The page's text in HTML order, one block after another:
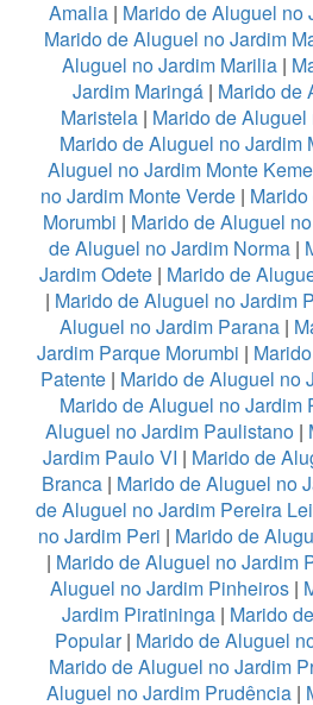
Amalia| Marido de Aluguel no
Marido de Aluguel no Jardim
Aluguel no Jardim Marilia|
Jardim Maringá | Marido de
Maristela | Marido de
Marido de Aluguel no Jardim
Aluguel no Jardim Monte
no Jardim Monte Verde |
Morumbi | Marido de Aluguel
de Aluguel no Jardim Norma|
Jardim Odete| Marido de
| Marido de Aluguel no Jardim
Aluguel no Jardim Parana|
Jardim Parque Morumbi |
Patente | Marido de Aluguel no
Marido de Aluguel no Jardim
Aluguel no Jardim Paulistano|
Jardim Paulo VI | Marido de
Branca| Marido de Aluguel no
de Aluguel no Jardim Pereira
no Jardim Peri | Marido de
| Marido de Aluguel no Jardim
Aluguel no Jardim Pinheiros|
Jardim Piratininga| Marido
Popular| Marido de Aluguel
Marido de Aluguel no Jardim
Aluguel no Jardim Prudência |